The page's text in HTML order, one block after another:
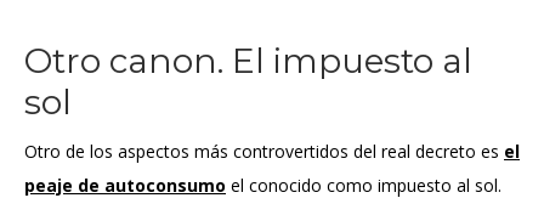
Otro canon. El impuesto al
sol
Otro de los aspectos más controvertidos del real decreto es el
peaje de autoconsumo el conocido como impuesto al sol.